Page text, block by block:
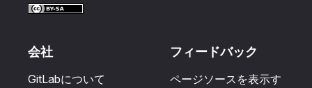
会社
GitLabについて
フィードバック
ページソースを表示す